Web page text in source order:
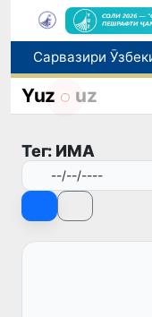
Yuz uz
Тег: ИМА